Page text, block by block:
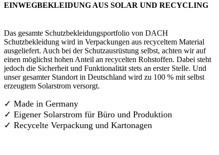
EINWEGBEKLEIDUNG AUS SOLAR UND RECYCLING
Das gesamte Schutzbekleidungsportfolio von DACH
Schutzbekleidung wird in Verpackungen aus recyceltem Material
ausgeliefert. Auch bei der Schutzausrüstung selbst, achten wir auf
einen möglichst hohen Anteil an recycelten Rohstoffen. Dabei steht
jedoch die Sicherheit und Funktionalität stets an erster Stelle. Und
unser gesamter Standort in Deutschland wird zu 100 % mit selbst
erzeugtem Solarstrom versorgt.
✓ Made in Germany
✓ Eigener Solarstrom für Büro und Produktion
✓ Recycelte Verpackung und Kartonagen